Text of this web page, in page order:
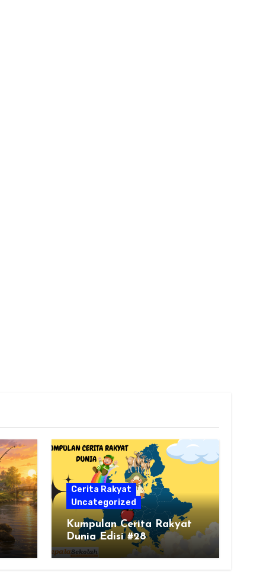
Cerita Rakyat
Uncategorized
Kumpulan Cerita Rakyat
Dunia Edisi #28